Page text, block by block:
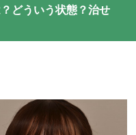
どういう状態？治せ